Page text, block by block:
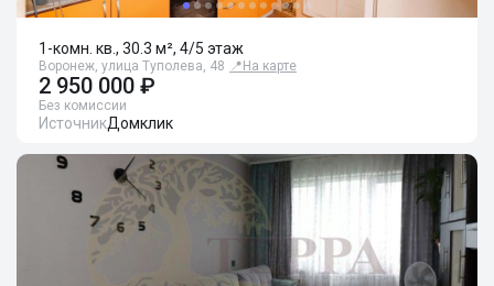
1-комн. кв., 30.3 м², 4/5 этаж
Воронеж, улица Туполева, 48 📍 На карте
2 950 000 ₽
Без комиссии
ИсточникДомклик